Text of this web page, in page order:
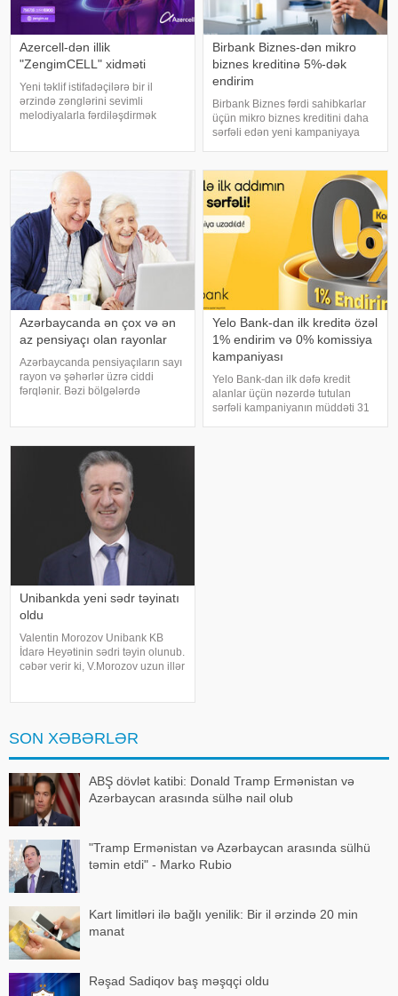
Azercell-dən illik
"ZengimCELL" xidməti
Yeni təklif istifadəçilərə bir il
ərzində zənglərini sevimli
melodiyalarla fərdiləşdirmək
təklif istifadəçilərə 12 ay ərzind
Birbank Biznes-dən mikro
biznes kreditinə 5%-dək
endirim
Birbank Biznes fərdi sahibkarlar
üçün mikro biznes kreditini daha
sərfəli edən yeni kampaniyaya
Birbank Biznes tətbiqində krediti
başdan-başa onlayn rəsmiləşdirə
Azərbaycanda ən çox və ən
az pensiyaçı olan rayonlar
Azərbaycanda pensiyaçıların sayı
rayon və şəhərlər üzrə ciddi
fərqlənir. Bəzi bölgələrdə
Maraqlıdır ki, pensiyaçıları
Yelo Bank-dan ilk kreditə özəl
1% endirim və 0% komissiya
kampaniyası
Yelo Bank-dan ilk dəfə kredit
alanlar üçün nəzərdə tutulan
sərfəli kampaniyanın müddəti 31
Unibankda yeni sədr təyinatı
oldu
Valentin Morozov Unibank KB
İdarə Heyətinin sədri təyin olunub.
cəbər verir ki, V.Morozov uzun illər
SON XƏBƏRLƏR
ABŞ dövlət katibi: Donald Tramp Ermənistan və
Azərbaycan arasında sülhə nail olub
"Tramp Ermənistan və Azərbaycan arasında sülhü
təmin etdi" - Marko Rubio
Kart limitləri ilə bağlı yenilik: Bir il ərzində 20 min
manat
Rəşad Sadiqov baş məşqçi oldu